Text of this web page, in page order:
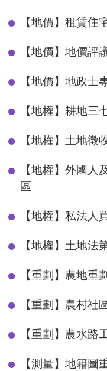
【地價】租賃住
【地價】地價評
【地價】地政士
【地權】耕地三
【地權】土地徵
【地權】外國人
區
【地權】私法人
【地權】土地法
【重劃】農地重
【重劃】農村社
【重劃】農水路
【測量】地籍圖